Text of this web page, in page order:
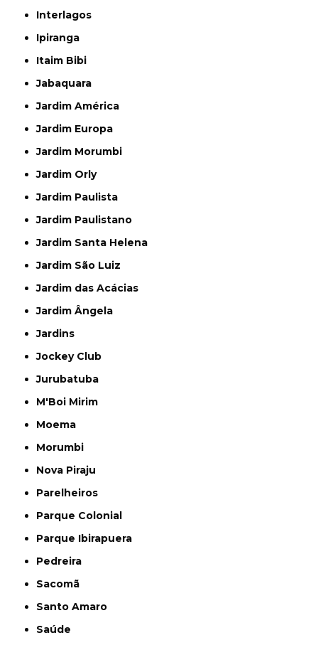
Interlagos
Ipiranga
Itaim Bibi
Jabaquara
Jardim América
Jardim Europa
Jardim Morumbi
Jardim Orly
Jardim Paulista
Jardim Paulistano
Jardim Santa Helena
Jardim São Luiz
Jardim das Acácias
Jardim Ângela
Jardins
Jockey Club
Jurubatuba
M'Boi Mirim
Moema
Morumbi
Nova Piraju
Parelheiros
Parque Colonial
Parque Ibirapuera
Pedreira
Sacomã
Santo Amaro
Saúde